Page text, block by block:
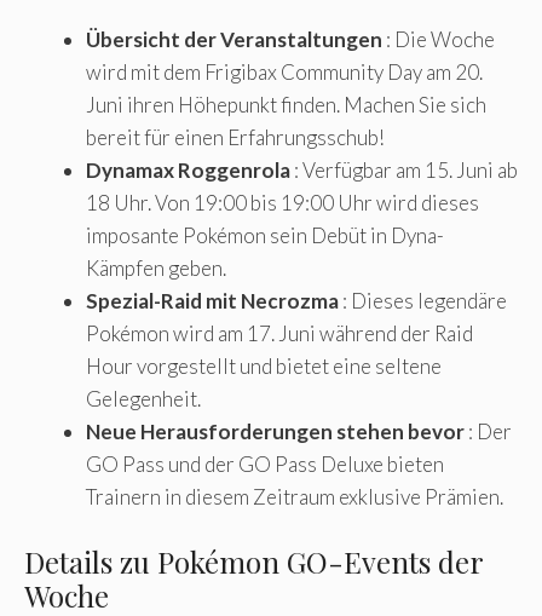
Übersicht der Veranstaltungen : Die Woche
wird mit dem Frigibax Community Day am 20.
Juni ihren Höhepunkt finden. Machen Sie sich
bereit für einen Erfahrungsschub!
Dynamax Roggenrola: Verfügbar am 15. Juni ab
18 Uhr. Von 19:00 bis 19:00 Uhr wird dieses
imposante Pokémon sein Debüt in Dyna-
Kämpfen geben.
Spezial-Raid mit Necrozma: Dieses legendäre
Pokémon wird am 17. Juni während der Raid
Hour vorgestellt und bietet eine seltene
Gelegenheit.
Neue Herausforderungen stehen bevor: Der
GO Pass und der GO Pass Deluxe bieten
Trainern in diesem Zeitraum exklusive Prämien.
Details zu Pokémon GO-Events der
Woche